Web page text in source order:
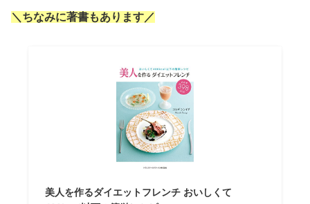
＼ちなみに著書もあります／
美人を作るダイエットフレンチ おいしくて